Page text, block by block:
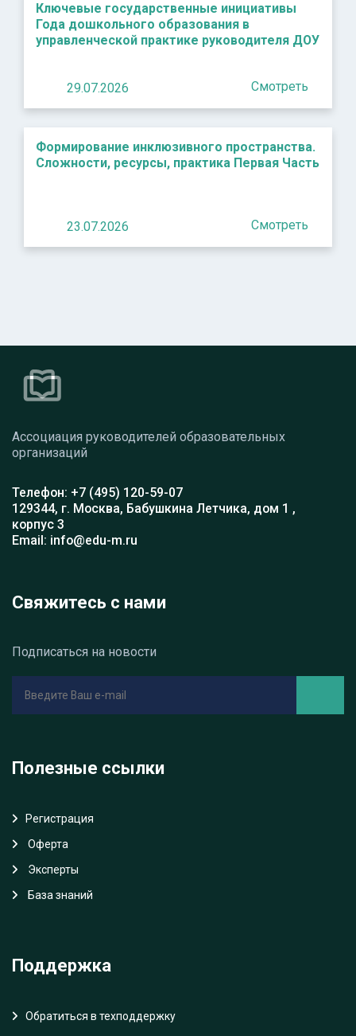
Ключевые государственные инициативы
Года дошкольного образования в
управленческой практике руководителя ДОУ
29.07.2026 Смотреть
Формирование инклюзивного пространства.
Сложности, ресурсы, практика Первая Часть
23.07.2026 Смотреть
Ассоциация руководителей образовательных
организаций
Телефон: +7 (495) 120-59-07
129344, г. Москва, Бабушкина Летчика, дом 1 ,
корпус 3
Email: info@edu-m.ru
Свяжитесь с нами
Подписаться на новости
Полезные ссылки
Регистрация
Oферта
Эксперты
База знаний
Поддержка
Обратиться в техподдержку